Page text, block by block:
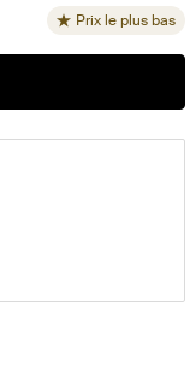
Prix le plus bas